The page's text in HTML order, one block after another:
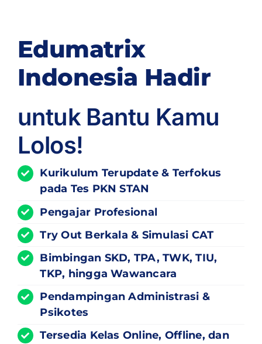
Edumatrix
Indonesia Hadir
untuk Bantu Kamu
Lolos!
Kurikulum Terupdate& Terfokus
pada Tes PKN STAN
Pengajar Profesional
Try Out Berkala & Simulasi CAT
Bimbingan SKD, TPA, TWK, TIU,
TKP, hingga Wawancara
Pendampingan Administrasi &
Psikotes
Tersedia Kelas Online, Offline, dan